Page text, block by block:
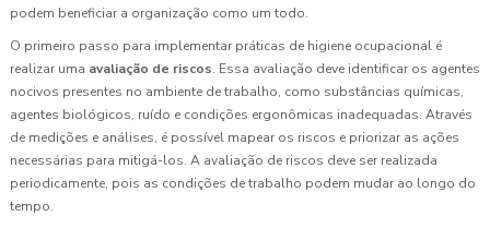
podem beneficiar a organização como um todo.
O primeiro passo para implementar práticas de higiene ocupacional é
realizar uma avaliação de riscos. Essa avaliação deve identificar os agentes
nocivos presentes no ambiente de trabalho, como substâncias químicas,
agentes biológicos, ruído e condições ergonômicas inadequadas. Através
de medições e análises, é possível mapear os riscos e priorizar as ações
necessárias para mitigá-los. A avaliação de riscos deve ser realizada
periodicamente, pois as condições de trabalho podem mudar ao longo do
tempo.